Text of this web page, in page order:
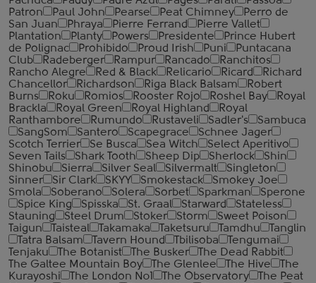
Patron
Paul John Pearse Peat Chimney
Perro de
San Juan
Phraya Pierre Ferrand
Pierre Vallet
Plantation
Planty Powers Presidente
Prince Hubert
de Polignac
Prohibido Proud Irish Puni
Puntacana
Club
Radeberger Rampur Rancado
Ranchitos
Rancho Alegre
Red & Black Relicario Ricard
Richard
Chancellor
Richardson Riga Black Balsam
Robert
Burns
Roku Romios Rooster Rojo Roshel Bay
Royal
Brackla
Royal Green Royal Highland
Royal
Ranthambore
Rumundo Rustaveli Sadler's
Sambuca
SangSom
Santero Scapegrace
Schnee Jager
Scotch Terrier
Se Busca Sea Witch
Select Aperitivo
Seven Tails
Shark Tooth Sheep Dip Sherlock
Shin
Shinobu
Sierra Silver Seal Silvermalt
Singleton
Sinner
Sir Clark SKYY Smokestack
Smokey Joe
Smola
Soberano Solera Sorbet Sparkman
Sperone
Spice King
Spisska St. Graal Starward
Stateless
Stauning
Steel Drum Stoker Storm
Sweet Poison
Taigun
Taisteal Takamaka Taketsuru Tamdhu
Tanglin
Tatra Balsam
Tavern Hound Tbilisoba
Tengumai
Tenjaku
The Botanist The Busker
The Dead Rabbit
The Galtee Mountain Boy
The Glenlee The Hive
The
Kurayoshi
The London №1 The Observatory
The Peat